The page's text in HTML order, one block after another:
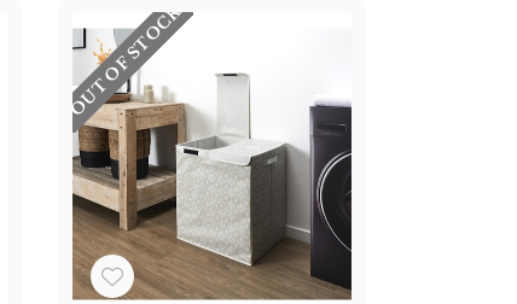
OUT OF STOCK